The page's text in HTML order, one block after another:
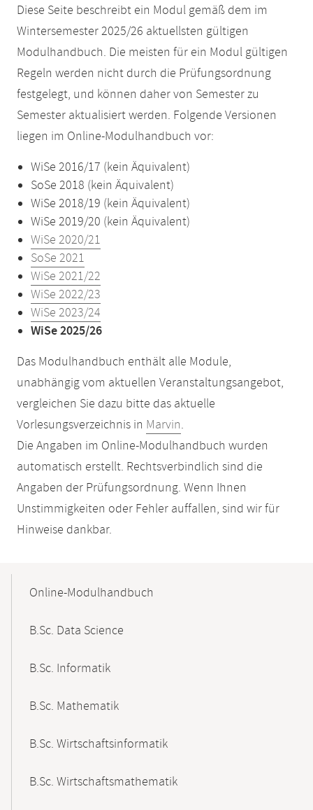
Diese Seite beschreibt ein Modul gemäß dem im
Wintersemester 2025/26 aktuellsten gültigen
Modulhandbuch. Die meisten für ein Modul gültigen
Regeln werden nicht durch die Prüfungsordnung
festgelegt, und können daher von Semester zu
Semester aktualisiert werden. Folgende Versionen
liegen im Online-Modulhandbuch vor:
WiSe 2016/17 (kein Äquivalent)
SoSe 2018 (kein Äquivalent)
WiSe 2018/19 (kein Äquivalent)
WiSe 2019/20 (kein Äquivalent)
WiSe 2020/21
SoSe 2021
WiSe 2021/22
WiSe 2022/23
WiSe 2023/24
WiSe 2025/26
Das Modulhandbuch enthält alle Module,
unabhängig vom aktuellen Veranstaltungsangebot,
vergleichen Sie dazu bitte das aktuelle
Vorlesungsverzeichnis in Marvin.
Die Angaben im Online-Modulhandbuch wurden
automatisch erstellt. Rechtsverbindlich sind die
Angaben der Prüfungsordnung. Wenn Ihnen
Unstimmigkeiten oder Fehler auffallen, sind wir für
Hinweise dankbar.
NavigationOnline-Modulhandbuch
B.Sc. Data Science
B.Sc. Informatik
B.Sc. Mathematik
B.Sc. Wirtschaftsinformatik
B.Sc. Wirtschaftsmathematik